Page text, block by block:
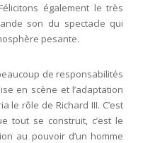
également le très
son du spectacle qui
pesante.
de responsabilités
en scène et l’adaptation
le rôle de Richard III. C’est
tout se construit, c’est le
au pouvoir d’un homme